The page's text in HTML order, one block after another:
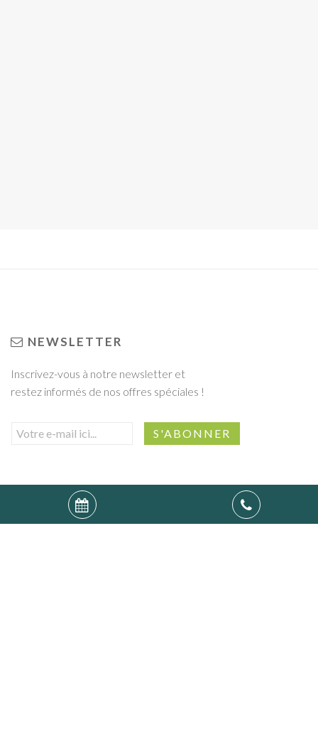
NEWSLETTER
Inscrivez-vous à notre newsletter et
restez informés de nos offres spéciales !